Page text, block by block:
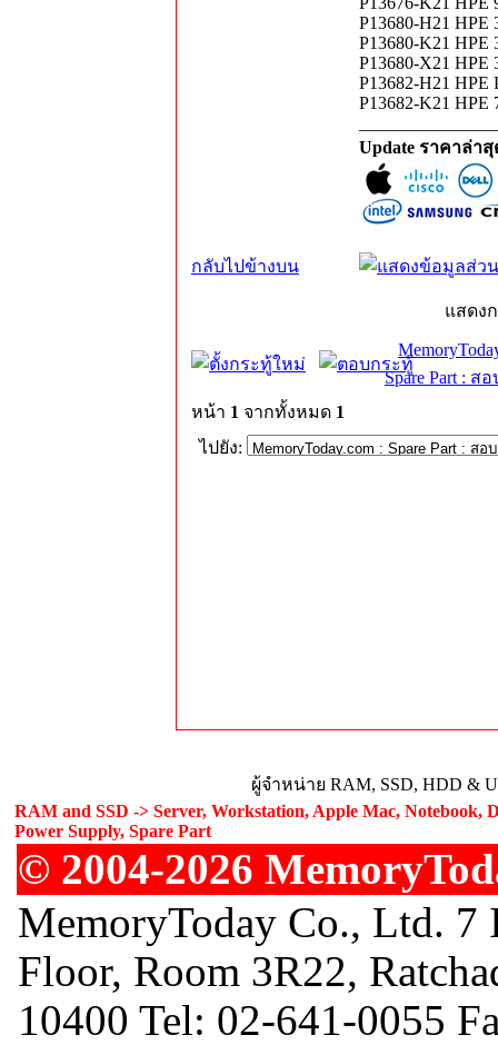
P13680-H21 HPE
P13680-K21 HPE
P13680-X21 HPE
P13682-H21 HPE
P13682-K21 HPE
Update ราคาล่า
กลับไปข้างบน
แสดง
Spare Part : ส
หน้า 1 จากทั้งหมด 1
ไปยัง:
ผู้จำหน่าย RAM, SSD, HDD &
RAM and SSD -> Server, Workstation, Apple Mac, Notebook,
Power Supply, Spare Part
© 2004-2026
MemoryToday Co., Ltd.
Floor, Room 3R22,
10400 Tel: 02-641-0055